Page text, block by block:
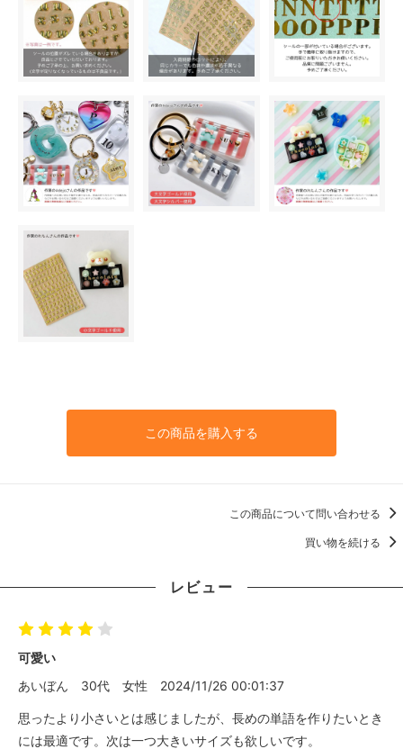
この商品を購入する
この商品について問い合わせる
買い物を続ける
レビュー
可愛い
あいぼん
30代 女性 2024/11/26 00:01:37
思ったより小さいとは感じましたが、長めの単語を作りたいとき
には最適です。次は一つ大きいサイズも欲しいです。